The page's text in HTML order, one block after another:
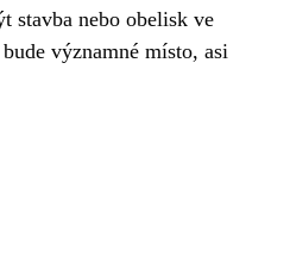
stavba nebo obelisk ve
významné místo, asi